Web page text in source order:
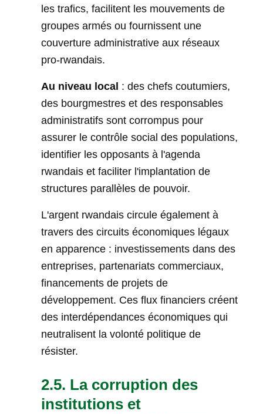
les trafics, facilitent les mouvements de
groupes armés ou fournissent une
couverture administrative aux réseaux
pro-rwandais.
Au niveau local : des chefs coutumiers,
des bourgmestres et des responsables
administratifs sont corrompus pour
assurer le contrôle social des populations,
identifier les opposants à l'agenda
rwandais et faciliter l'implantation de
structures parallèles de pouvoir.
L'argent rwandais circule également à
travers des circuits économiques légaux
en apparence : investissements dans des
entreprises, partenariats commerciaux,
financements de projets de
développement. Ces flux financiers créent
des interdépendances économiques qui
neutralisent la volonté politique de
résister.
2.5. La corruption des
institutions et